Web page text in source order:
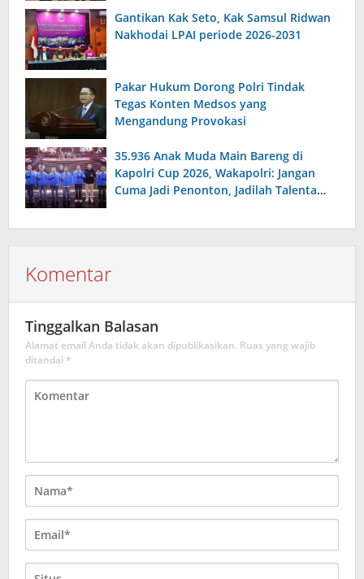
Gantikan Kak Seto, Kak Samsul Ridwan
Nakhodai LPAI periode 2026-2031
Pakar Hukum Dorong Polri Tindak
Tegas Konten Medsos yang
Mengandung Provokasi
35.936 Anak Muda Main Bareng di
Kapolri Cup 2026, Wakapolri: Jangan
Cuma Jadi Penonton, Jadilah Talenta
Komentar
Tinggalkan Balasan
Alamat email Anda tidak akan dipublikasikan. Ruas yang wajib
ditandai *